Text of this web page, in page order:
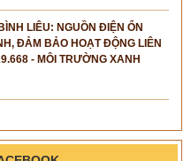
LIÊU: NGUỒN ĐIỆN ỔN
ĐẢM BẢO HOẠT ĐỘNG LIÊN
- MÔI TRƯỜNG XANH